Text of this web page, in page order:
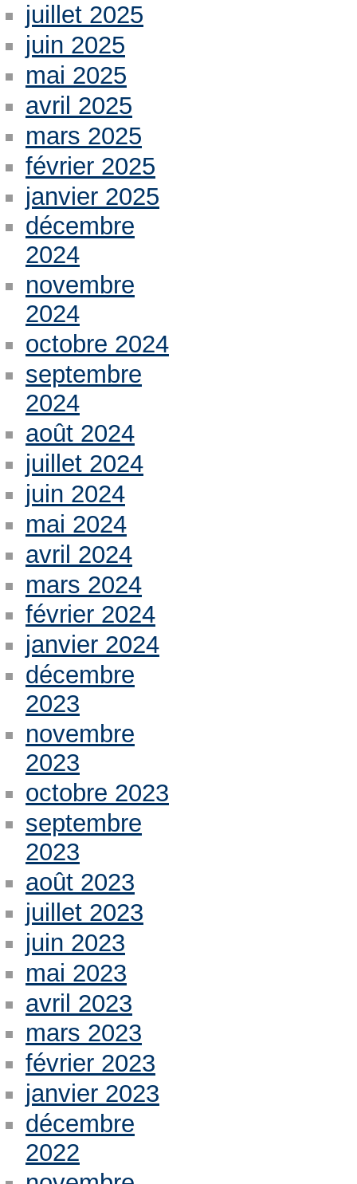
juillet 2025
juin 2025
mai 2025
avril 2025
mars 2025
février 2025
janvier 2025
décembre
2024
novembre
2024
octobre 2024
septembre
2024
août 2024
juillet 2024
juin 2024
mai 2024
avril 2024
mars 2024
février 2024
janvier 2024
décembre
2023
novembre
2023
octobre 2023
septembre
2023
août 2023
juillet 2023
juin 2023
mai 2023
avril 2023
mars 2023
février 2023
janvier 2023
décembre
2022